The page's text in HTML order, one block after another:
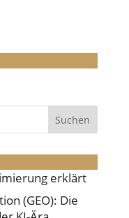
Suchen
erklärt
(GEO): Die